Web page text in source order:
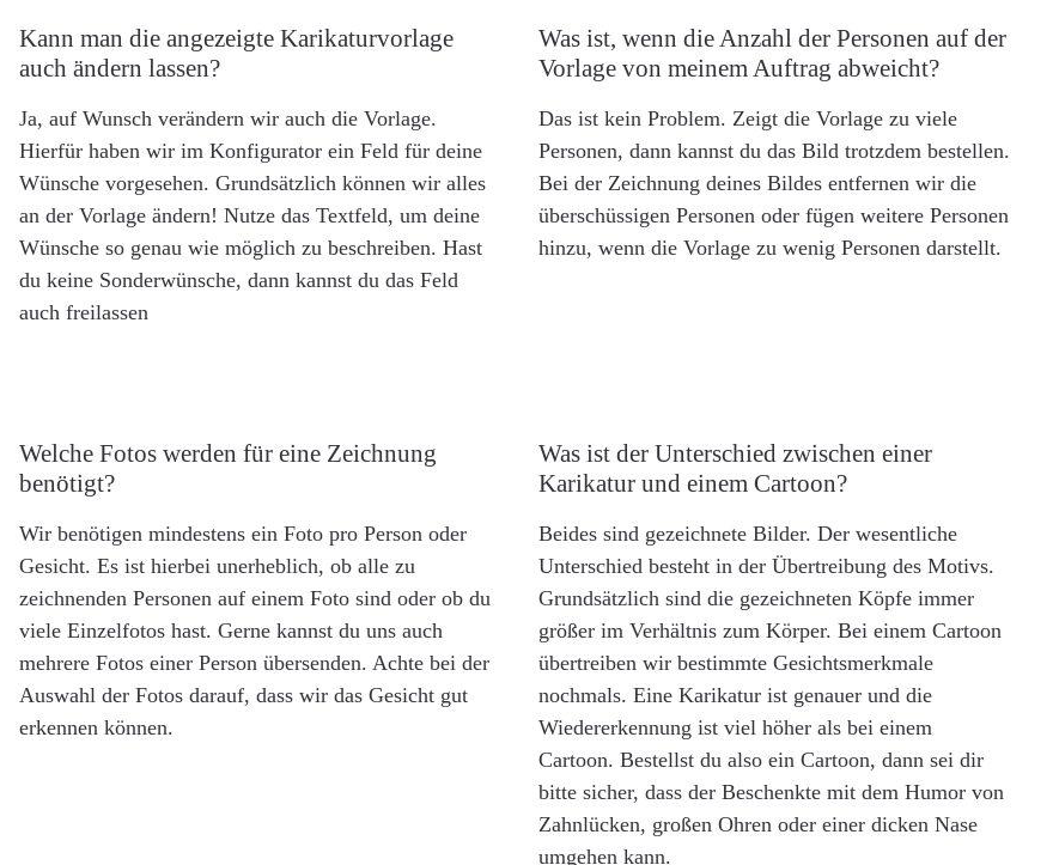
Kann man die angezeigte Karikaturvorlage
auch ändern lassen?
Ja, auf Wunsch verändern wir auch die Vorlage.
Hierfür haben wir im Konfigurator ein Feld für deine
Wünsche vorgesehen. Grundsätzlich können wir alles
an der Vorlage ändern! Nutze das Textfeld, um deine
Wünsche so genau wie möglich zu beschreiben. Hast
du keine Sonderwünsche, dann kannst du das Feld
auch freilassen
Was ist, wenn die Anzahl der Personen auf der
Vorlage von meinem Auftrag abweicht?
Das ist kein Problem. Zeigt die Vorlage zu viele
Personen, dann kannst du das Bild trotzdem bestellen.
Bei der Zeichnung deines Bildes entfernen wir die
überschüssigen Personen oder fügen weitere Personen
hinzu, wenn die Vorlage zu wenig Personen darstellt.
Welche Fotos werden für eine Zeichnung
benötigt?
Wir benötigen mindestens ein Foto pro Person oder
Gesicht. Es ist hierbei unerheblich, ob alle zu
zeichnenden Personen auf einem Foto sind oder ob du
viele Einzelfotos hast. Gerne kannst du uns auch
mehrere Fotos einer Person übersenden. Achte bei der
Auswahl der Fotos darauf, dass wir das Gesicht gut
erkennen können.
Was ist der Unterschied zwischen einer
Karikatur und einem Cartoon?
Beides sind gezeichnete Bilder. Der wesentliche
Unterschied besteht in der Übertreibung des Motivs.
Grundsätzlich sind die gezeichneten Köpfe immer
größer im Verhältnis zum Körper. Bei einem Cartoon
übertreiben wir bestimmte Gesichtsmerkmale
nochmals. Eine Karikatur ist genauer und die
Wiedererkennung ist viel höher als bei einem
Cartoon. Bestellst du also ein Cartoon, dann sei dir
bitte sicher, dass der Beschenkte mit dem Humor von
Zahnlücken, großen Ohren oder einer dicken Nase
umgehen kann.